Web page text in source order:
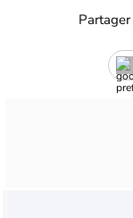
Partager